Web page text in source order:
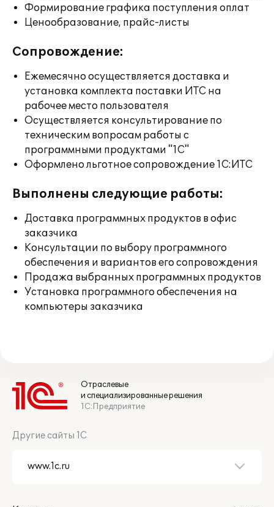
Формирование графика поступления оплат
Ценообразование, прайс-листы
Сопровождение:
Ежемесячно осуществляется доставка и
установка комплекта поставки ИТС на
рабочее место пользователя
Осуществляется консультирование по
техническим вопросам работы с
программными продуктами "1С"
Оформлено льготное сопровождение 1С:ИТС
Выполнены следующие работы:
Доставка программных продуктов в офис
заказчика
Консультации по выбору программного
обеспечения и вариантов его сопровождения
Продажа выбранных программных продуктов
Установка программного обеспечения на
компьютеры заказчика
Отраслевые
и специализированные решения
1С:Предприятие
Другие сайты 1С